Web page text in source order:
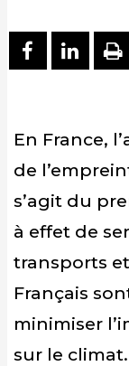
En France,
de
s’agit du
à effet de
transports
Français
minimiser
sur le